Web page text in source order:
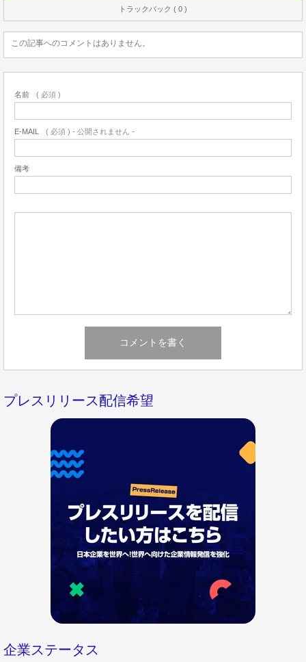
トラックバック ( 0 )
この記事へのコメントはありません。
名前 ( 必須 )
E-MAIL ( 必須 ) - 公開されません -
備考
プレスリリース配信希望
企業ステータス